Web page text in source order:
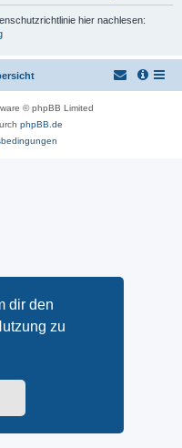
dir den
zu
hier nachlesen:
© phpBB Limited
phpBB.de